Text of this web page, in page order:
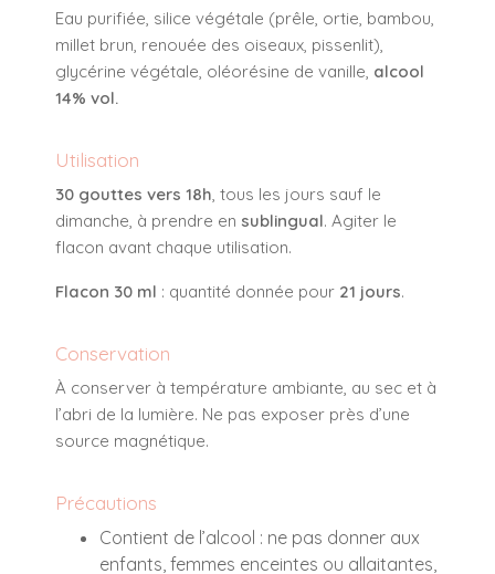
Eau purifiée, silice végétale (prêle, ortie, bambou,
millet brun, renouée des oiseaux, pissenlit),
glycérine végétale, oléorésine de vanille, alcool
14% vol.
Utilisation
30 gouttes vers 18h, tous les jours sauf le
dimanche, à prendre en sublingual. Agiter le
flacon avant chaque utilisation.
Flacon 30 ml : quantité donnée pour 21 jours.
Conservation
À conserver à température ambiante, au sec et à
l’abri de la lumière. Ne pas exposer près d’une
source magnétique.
Précautions
Contient de l’alcool : ne pas donner aux
enfants, femmes enceintes ou allaitantes,